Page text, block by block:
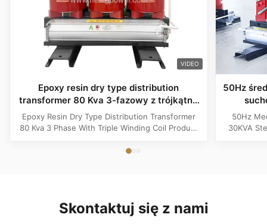
VIDEO
Epoxy resin dry type distribution
transformer 80 Kva 3-fazowy z trójkątną
cewką
Epoxy Resin Dry Type Distribution Transformer
80 Kva 3 Phase With Triple Winding Coil Product
transformer, distribution transformer, Dry Type
50Hz
50Hz
30KVA
Skontaktuj się z nami